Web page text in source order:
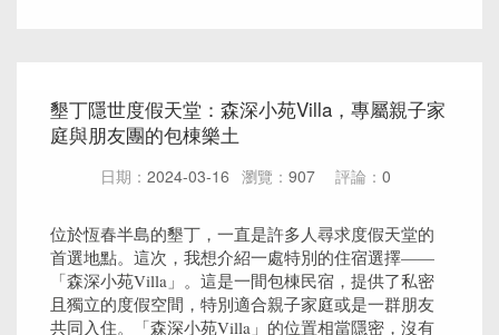
墾丁隱世度假天堂：森深小苑Villa，專屬親子家
庭與朋友團的包棟樂土
日期： 2024-03-16 瀏覽： 907 評論： 0
位於恆春半島的墾丁，一直是許多人尋求度假天堂的
首選地點。這次，我想介紹一處特別的住宿選擇——
「森深小苑Villa」。這是一間包棟民宿，提供了私密
且獨立的度假空間，特別適合親子家庭或是一群朋友
共同入住。「森深小苑Villa」的位置相當隱密，沒有